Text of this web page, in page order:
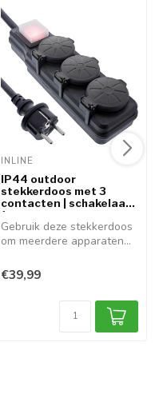
INLINE
IP44 outdoor
stekkerdoos met 3
contacten | schakelaar |
1...
Gebruik deze stekkerdoos
om meerdere apparaten
€39,99